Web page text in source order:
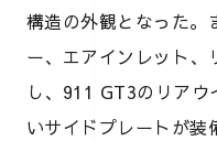
構造の外観となった。
ー、エアインレット、
し、911 GT3のリアウ
いサイドプレートが装